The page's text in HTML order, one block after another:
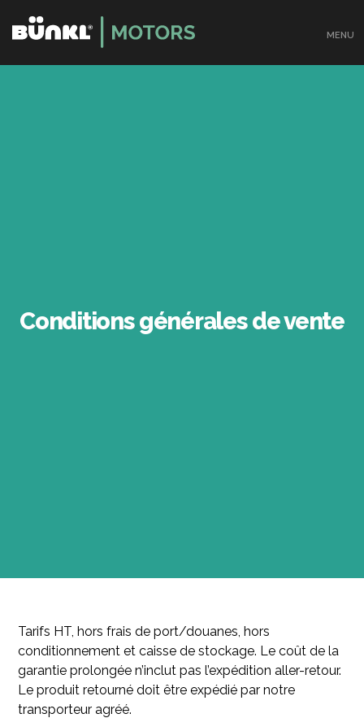
MENU
Conditions générales de vente
Tarifs HT, hors frais de port/douanes, hors
conditionnement et caisse de stockage. Le coût de la
garantie prolongée n’inclut pas l’expédition aller-retour.
Le produit retourné doit être expédié par notre
transporteur agréé.